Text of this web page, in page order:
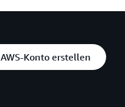
AWS-Konto erstellen